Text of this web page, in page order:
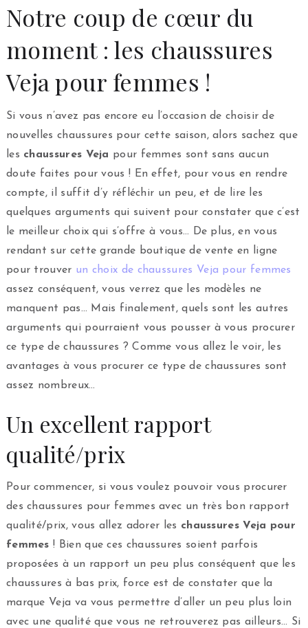
Notre coup de cœur du
moment : les chaussures
Veja pour femmes !
Si vous n’avez pas encore eu l’occasion de choisir de
nouvelles chaussures pour cette saison, alors sachez que
les chaussures Veja pour femmes sont sans aucun
doute faites pour vous ! En effet, pour vous en rendre
compte, il suffit d’y réfléchir un peu, et de lire les
quelques arguments qui suivent pour constater que c’est
le meilleur choix qui s’offre à vous… De plus, en vous
rendant sur cette grande boutique de vente en ligne
pour trouver un choix de chaussures Veja pour femmes
assez conséquent, vous verrez que les modèles ne
manquent pas… Mais finalement, quels sont les autres
arguments qui pourraient vous pousser à vous procurer
ce type de chaussures ? Comme vous allez le voir, les
avantages à vous procurer ce type de chaussures sont
assez nombreux…
Un excellent rapport
qualité/prix
Pour commencer, si vous voulez pouvoir vous procurer
des chaussures pour femmes avec un très bon rapport
qualité/prix, vous allez adorer les chaussures Veja pour
femmes ! Bien que ces chaussures soient parfois
proposées à un rapport un peu plus conséquent que les
chaussures à bas prix, force est de constater que la
marque Veja va vous permettre d’aller un peu plus loin
avec une qualité que vous ne retrouverez pas ailleurs… Si